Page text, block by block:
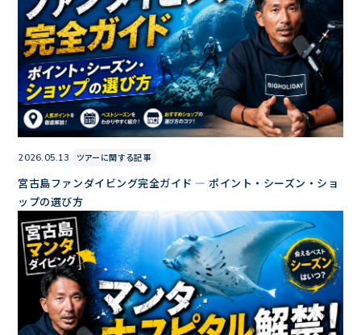
2026.05.13 ツアーに関する記事
宮古島ファンダイビング完全ガイド — ポイント・シーズン・ショ
ップの選び方